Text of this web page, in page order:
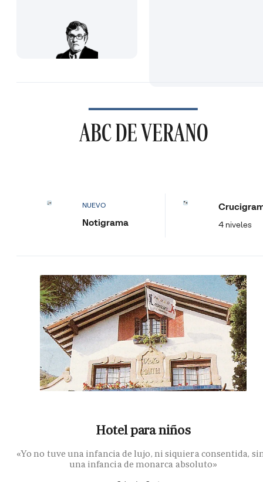
ABC DE VERANO
NUEVO
Notigrama 4 niveles
Hotel para niños
«Yo no tuve una infancia de lujo, ni siquiera consentida,
una infancia de monarca absoluto»